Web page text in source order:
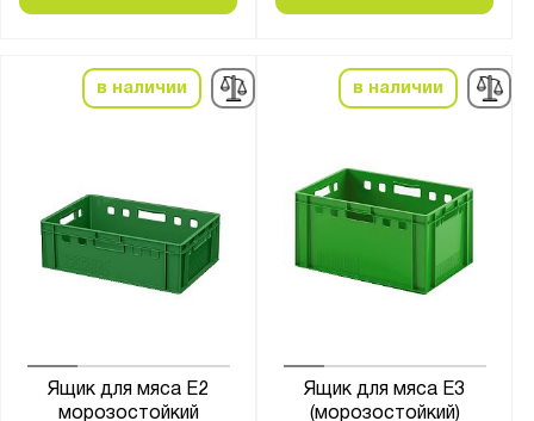
в наличии
Ящик для мяса Е2
морозостойкий
в наличии
Ящик для мяса Е3
(морозостойкий)